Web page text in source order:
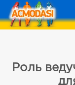
Роль